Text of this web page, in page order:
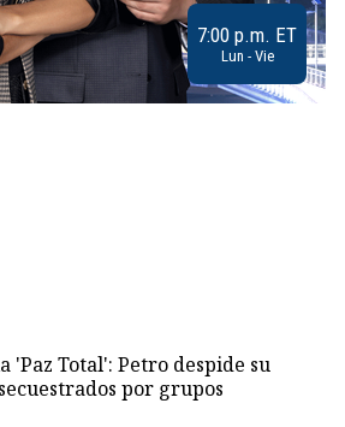
7:00 p.m. ET
Lun - Vie
'Paz Total': Petro despide su
por grupos